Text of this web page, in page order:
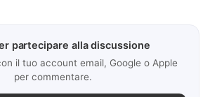
partecipare alla discussione
il tuo account email, Google o Apple
per commentare.